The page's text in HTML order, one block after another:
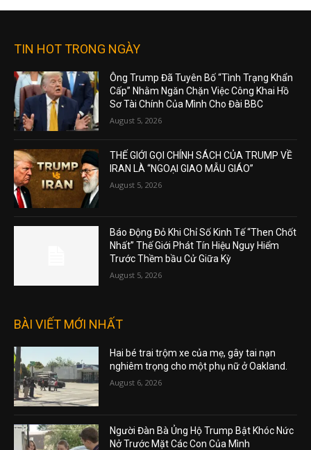
TIN HOT TRONG NGÀY
Ông Trump Đã Tuyên Bố “Tình Trạng Khẩn
Cấp” Nhằm Ngăn Chặn Việc Công Khai Hồ
Sơ Tài Chính Của Mình Cho Đài BBC
August 5, 2026
THẾ GIỚI GỌI CHÍNH SÁCH CỦA TRUMP VỀ
IRAN LÀ “NGOẠI GIAO MẪU GIÁO”
August 5, 2026
Báo Động Đỏ Khi Chỉ Số Kinh Tế “Then Chốt
Nhất” Thế Giới Phát Tín Hiệu Nguy Hiểm
Trước Thềm bầu Cử Giữa Kỳ
August 5, 2026
BÀI VIẾT MỚI NHẤT
Hai bé trai trộm xe của mẹ, gây tai nạn
nghiêm trọng cho một phụ nữ ở Oakland.
August 6, 2026
Người Đàn Bà Ủng Hộ Trump Bật Khóc Nức
Nở Trước Mặt Các Con Của Mình